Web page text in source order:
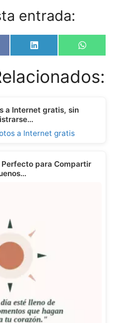
entrada:
Share
on
L
i
k
e
n
Share
on
W
h
t
s
a Internet gratis, sin
Perfecto para Compartir